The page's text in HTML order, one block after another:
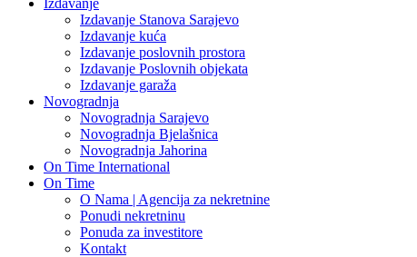
Izdavanje
Izdavanje Stanova Sarajevo
Izdavanje kuća
Izdavanje poslovnih prostora
Izdavanje Poslovnih objekata
Izdavanje garaža
Novogradnja
Novogradnja Sarajevo
Novogradnja Bjelašnica
Novogradnja Jahorina
On Time International
On Time
O Nama | Agencija za nekretnine
Ponudi nekretninu
Ponuda za investitore
Kontakt